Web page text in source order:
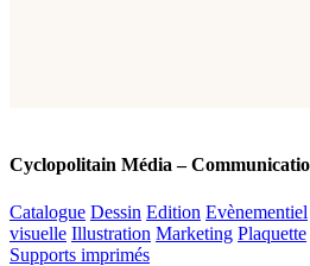
Cyclopolitain Média –
Catalogue Dessin Edition Evènementiel
visuelle Illustration Marketing Plaquette
Supports imprimés